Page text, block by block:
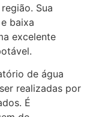
Sua
baixa
excelente
de água
realizadas por
É